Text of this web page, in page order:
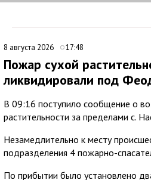
8 августа 2026 17:48
Пожар сухой
ликвидировали под
В 09:16 поступило сообщение о
растительности за пределами с.
Незамедлительно к месту
подразделения 4 пожарно-
По прибытии было установлено